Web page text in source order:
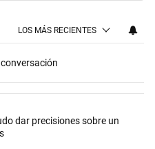
LOS MÁS RECIENTES
más comentarios en los
"El Banco Central no pudo dar
dar precisiones sobre un